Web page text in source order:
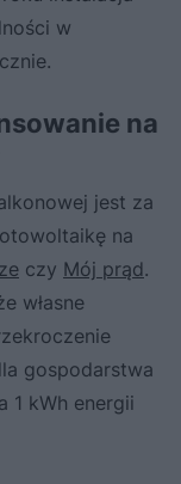
w
na
jest za
na
czy Mój prąd.
własne
gospodarstwa
1 kWh energii